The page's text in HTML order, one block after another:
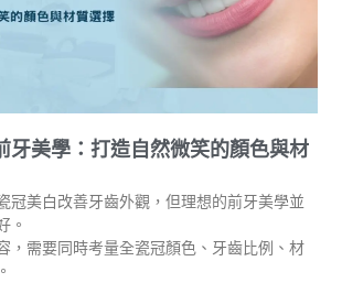
牙美學：打造自然微笑的顏色與材
冠美白改善牙齒外觀，但理想的前牙美學並
。
，需要同時考量全瓷冠顏色、牙齒比例、材